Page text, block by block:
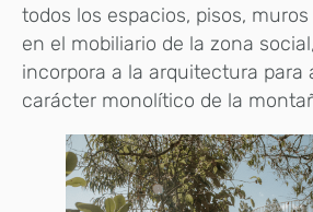
todos los espacios, pisos,
en el mobiliario de la zona
incorpora a la arquitectura para
carácter monolítico de la